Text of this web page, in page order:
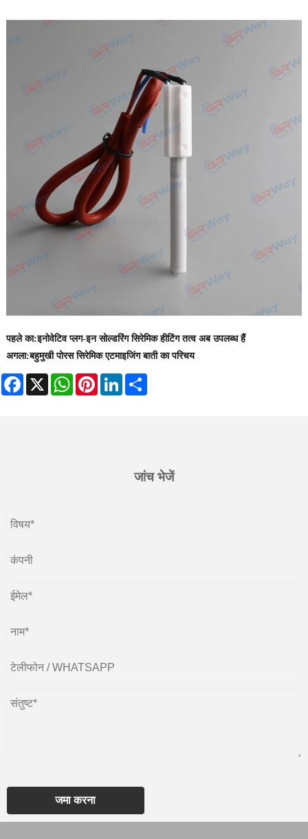
पहले का:इनोवेटिव प्लग-इन सोल्डरिंग सिरेमिक हीटिंग तत्व अब उपलब्ध हैं
अगला:​बहुमुखी पोरस सिरेमिक एटमाइजिंग बाती का परिचय
Facebook
X WhatsAppPinterestLinkedIn
जांच भेजें
जमा करना